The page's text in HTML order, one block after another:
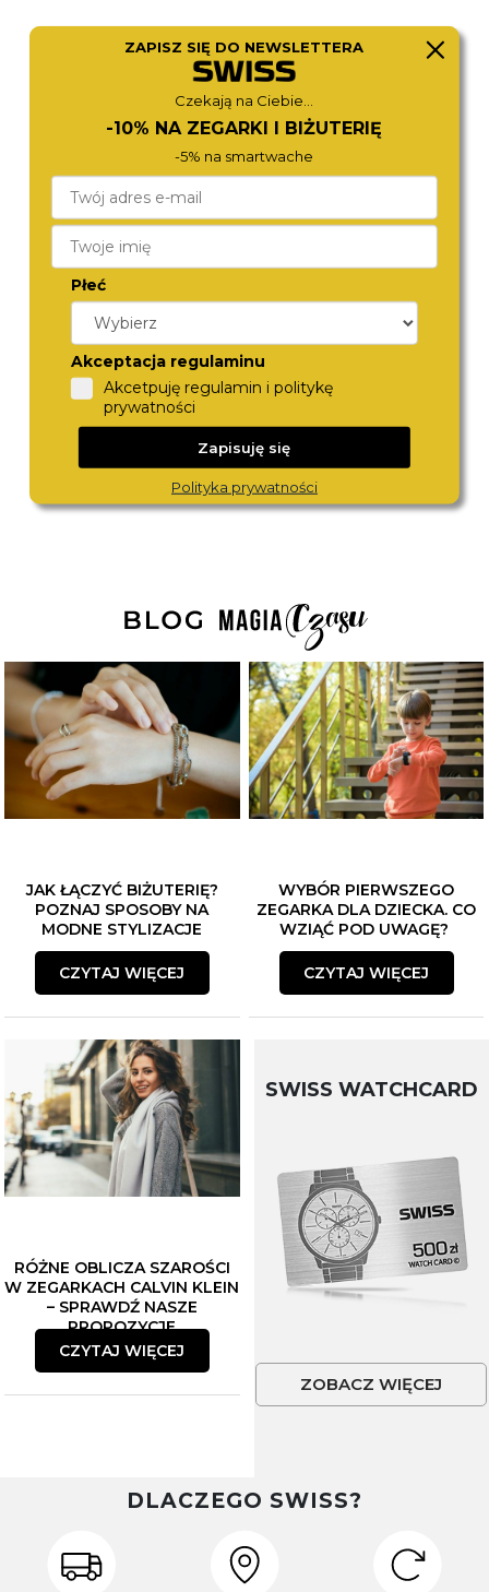
1 170,- 980,-
CITIZEN
CA4723-03A CA4640-09A
JAK ŁĄCZYĆ BIŻUTERIĘ?
POZNAJ SPOSOBY NA
MODNE STYLIZACJE
CZYTAJ WIĘCEJ
WYBÓR PIERWSZEGO
ZEGARKA DLA DZIECKA. CO
WZIĄĆ POD UWAGĘ?
CZYTAJ WIĘCEJ
RÓŻNE OBLICZA SZAROŚCI
W ZEGARKACH CALVIN KLEIN
– SPRAWDŹ NASZE
PROPOZYCJE
CZYTAJ WIĘCEJ
SWISS WATCHCARD
ZOBACZ WIĘCEJ
DLACZEGO SWISS?
ZAPISZ SIĘ DO NEWSLETTERA
Czekają na Ciebie...
-10% NA ZEGARKI I BIŻUTERIĘ
-5% na smartwache
Płeć
Akceptacja regulaminu
Akcetpuję regulamin i politykę
prywatności
Zapisuję się
Polityka prywatności